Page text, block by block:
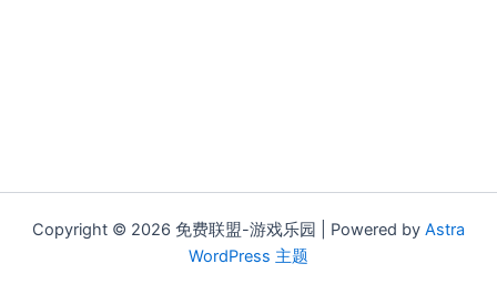
Copyright © 2026 免费联盟-游戏乐园 | Powered by Astra
WordPress 主题